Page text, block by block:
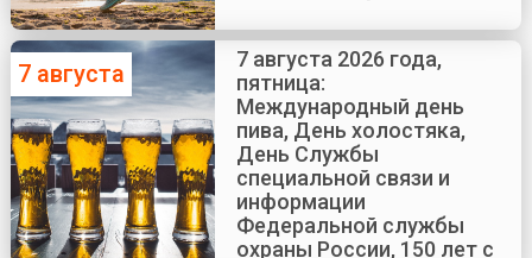
7 августа
7 августа 2026 года,
пятница:
Международный день
пива, День холостяка,
День Службы
специальной связи и
информации
Федеральной службы
охраны России, 150 лет с